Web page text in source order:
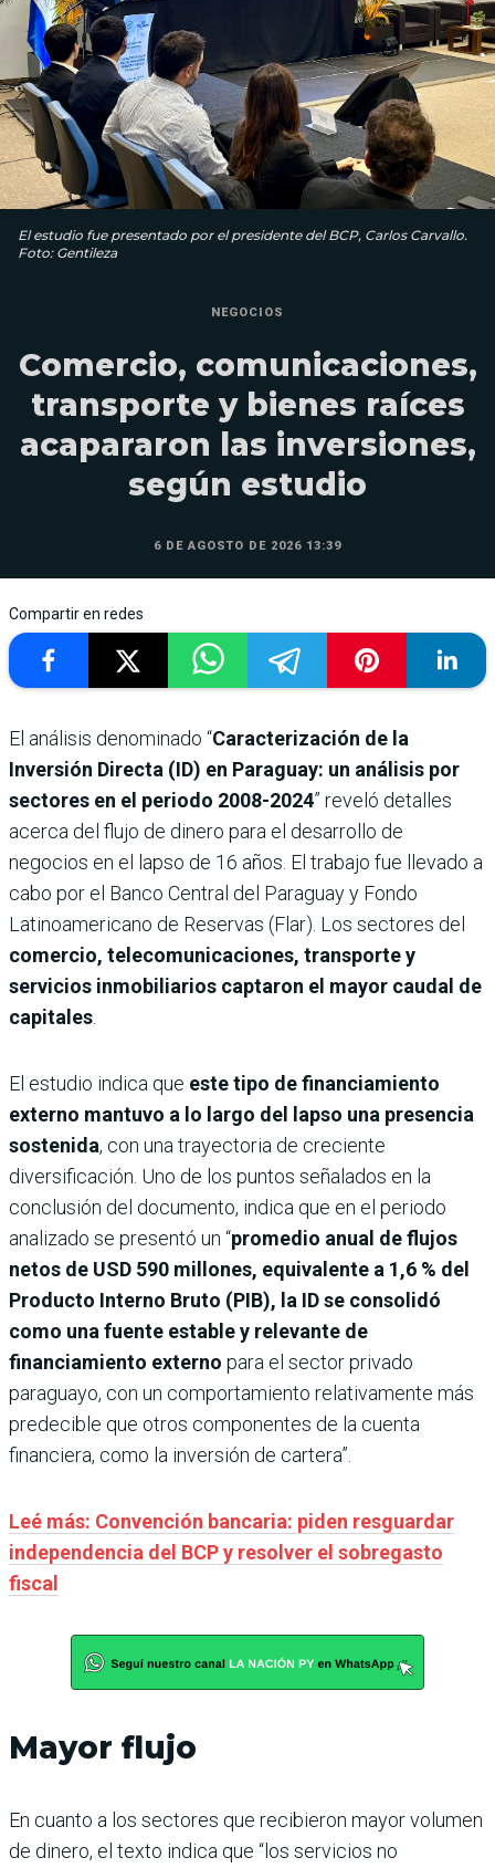
El estudio fue presentado por el presidente del BCP, Carlos Carvallo.
Foto: Gentileza
NEGOCIOS
Comercio, comunicaciones,
transporte y bienes raíces
acapararon las inversiones,
según estudio
6 DE AGOSTO DE 2026 13:39
Compartir en redes
El análisis denominado “Caracterización de la
Inversión Directa (ID) en Paraguay: un análisis por
sectores en el periodo 2008-2024” reveló detalles
acerca del flujo de dinero para el desarrollo de
negocios en el lapso de 16 años. El trabajo fue llevado a
cabo por el Banco Central del Paraguay y Fondo
Latinoamericano de Reservas (Flar). Los sectores del
comercio, telecomunicaciones, transporte y
servicios inmobiliarios captaron el mayor caudal de
capitales
El estudio indica que este tipo de financiamiento
externo mantuvo a lo largo del lapso una presencia
sostenida, con una trayectoria de creciente
diversificación. Uno de los puntos señalados en la
conclusión del documento, indica que en el periodo
analizado se presentó un “promedio anual de flujos
netos de USD 590 millones, equivalente a 1,6 % del
Producto Interno Bruto (PIB), la ID se consolidó
como una fuente estable y relevante de
financiamiento externo para el sector privado
paraguayo, con un comportamiento relativamente más
predecible que otros componentes de la cuenta
financiera, como la inversión de cartera”.
Leé más: Convención bancaria: piden resguardar
independencia del BCP y resolver el sobregasto
fiscal
Mayor flujo
En cuanto a los sectores que recibieron mayor volumen
de dinero, el texto indica que “los servicios no